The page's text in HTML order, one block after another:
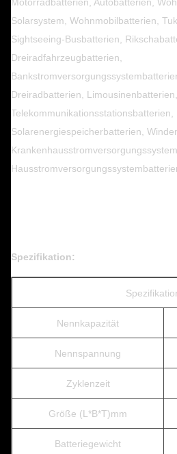
Solarsystem, Wohnmobilbatterien,
Sightseeing-Busbatterien,
Dreiradfahrzeugbatterien,
Dreiradbatterien, Limousinenbatterien,
Telekommunikationsstationsbatterien,
Solarenergiespeicherbatterien,
Spezifikation:
Nennkapazität
Nennspannung
Zyklenzeit
Größe (L*B*T)mm
Batteriegewicht